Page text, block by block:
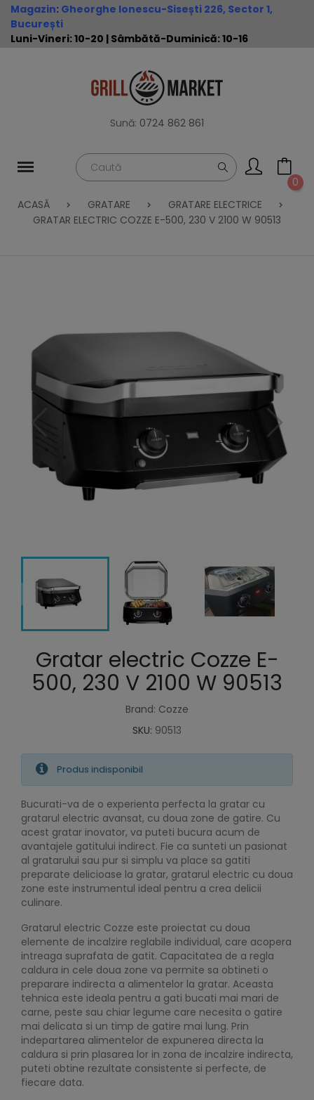
Magazin: Gheorghe Ionescu-Sisești 226, Sector 1,
București
Luni-Vineri: 10-20 | Sâmbătă-Duminică: 10-16
Sună: 0724 862 861
0
ACASĂ
GRATARE
GRATARE ELECTRICE
GRATAR ELECTRIC COZZE E-500, 230 V 2100 W 90513
Gratar electric Cozze E-
500, 230 V 2100 W 90513
Brand: Cozze
SKU: 90513
Produs indisponibil
Bucurati-va de o experienta perfecta la gratar cu
gratarul electric avansat, cu doua zone de gatire. Cu
acest gratar inovator, va puteti bucura acum de
avantajele gatitului indirect. Fie ca sunteti un pasionat
al gratarului sau pur si simplu va place sa gatiti
preparate delicioase la gratar, gratarul electric cu doua
zone este instrumentul ideal pentru a crea delicii
culinare.
Gratarul electric Cozze este proiectat cu doua
elemente de incalzire reglabile individual, care acopera
intreaga suprafata de gatit. Capacitatea de a regla
caldura in cele doua zone va permite sa obtineti o
preparare indirecta a alimentelor la gratar. Aceasta
tehnica este ideala pentru a gati bucati mai mari de
carne, peste sau chiar legume care necesita o gatire
mai delicata si un timp de gatire mai lung. Prin
indepartarea alimentelor de expunerea directa la
caldura si prin plasarea lor in zona de incalzire indirecta,
puteti obtine rezultate consistente si perfecte, de
fiecare data.